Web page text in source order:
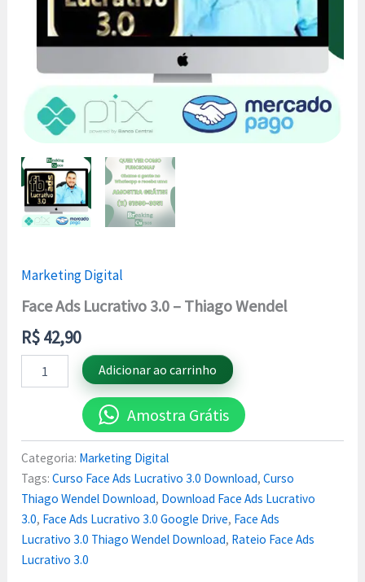
Marketing Digital
Face Ads Lucrativo 3.0 – Thiago Wendel
R$42,90
Adicionar ao carrinho
Amostra Grátis
Categoria: Marketing Digital
Tags:Curso Face Ads Lucrativo 3.0 Download,Curso
Thiago Wendel Download, Download Face Ads Lucrativo
3.0, Face Ads Lucrativo 3.0 Google Drive, Face Ads
Lucrativo 3.0 Thiago Wendel Download, Rateio Face Ads
Lucrativo 3.0